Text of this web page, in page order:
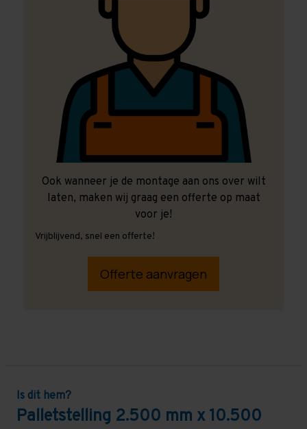
Ook wanneer je de montage aan ons over wilt
laten, maken wij graag een offerte op maat
voor je!
Vrijblijvend, snel een offerte!
Offerte aanvragen
Is dit hem?
Palletstelling 2.500 mm x 10.500